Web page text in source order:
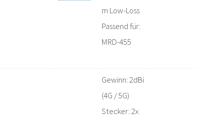
m Low-Loss
Passend für:
MRD-455
Gewinn: 2dBi
(4G / 5G)
Stecker: 2x